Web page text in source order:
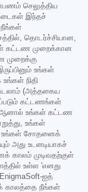
செலுத்திய
இந்தச்
நீங்கள்
தொடர்ச்சியான,
கட்டண முறைக்கான
உங்கள்
நிதி
(அத்தகைய
கட்டணங்கள்
உங்கள் கட்டண
உங்கள்
உங்கள் சோதனைக்
அது உடனடியாகச்
காலம் முடிவதற்குள்
உள்ள 'எனது
ஐத்
காலத்தை நீங்கள்